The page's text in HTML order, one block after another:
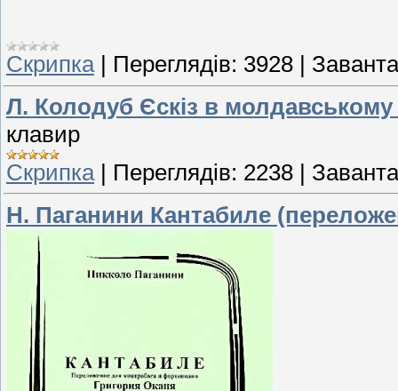
Скрипка| Переглядів: 3928
Л. Колодуб Єскіз в молдавському
клавир
Скрипка| Переглядів: 2238
Н. Паганини Кантабиле